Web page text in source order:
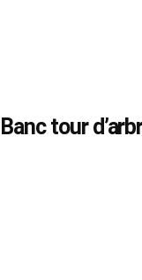
Banc tour